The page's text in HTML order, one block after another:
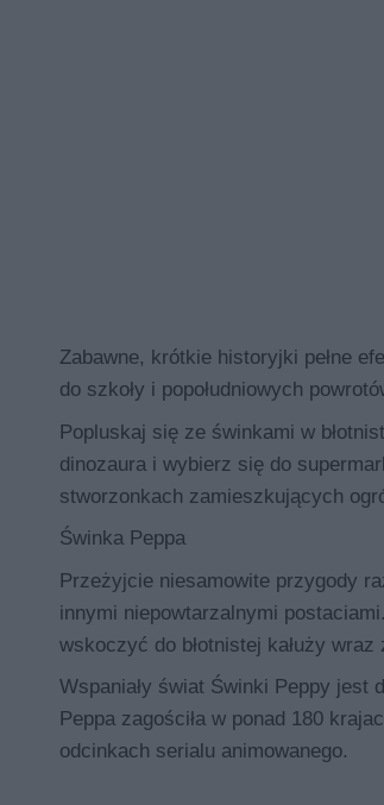
Zabawne, krótkie historyjki pełne
do szkoły i popołudniowych
Popluskaj się ze świnkami w
dinozaura i wybierz się do
stworzonkach zamieszkujących
Świnka Peppa
Przeżyjcie niesamowite przygody
innymi niepowtarzalnymi
wskoczyć do błotnistej kałuży
Wspaniały świat Świnki Peppy jest
Peppa zagościła w ponad 180
odcinkach serialu animowanego.